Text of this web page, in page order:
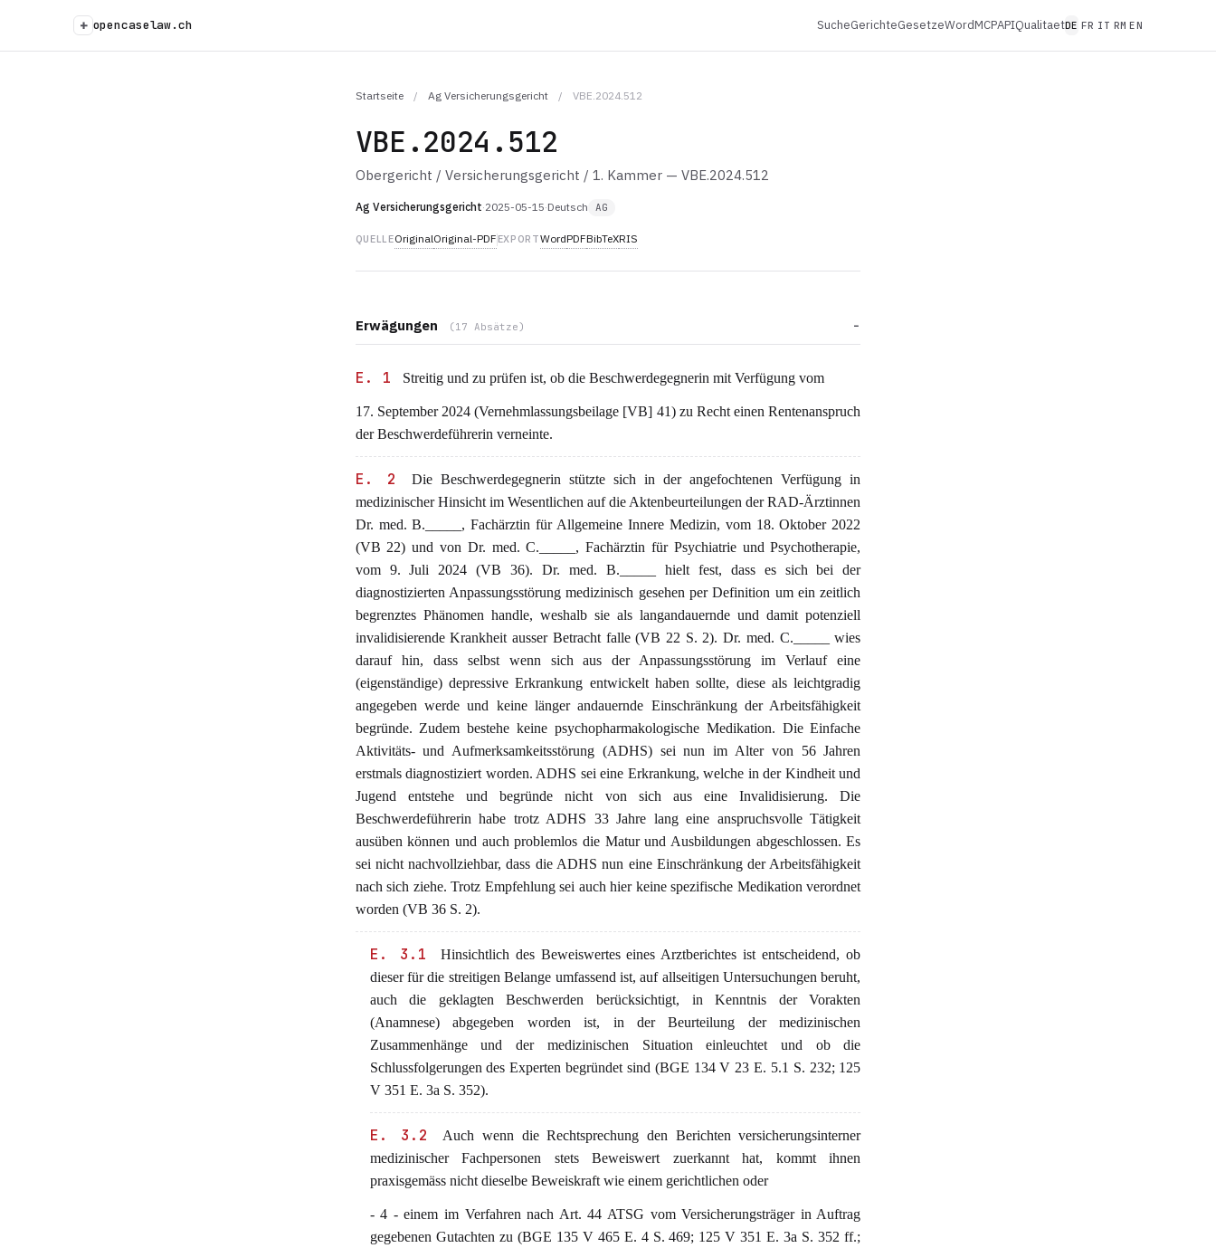
+ opencaselaw.ch SucheGerichteGesetzeWordMCPAPIQualitaetDE FR IT RM EN
Startseite / Ag Versicherungsgericht / VBE.2024.512
VBE.2024.512
Obergericht / Versicherungsgericht / 1. Kammer — VBE.2024.512
Ag Versicherungsgericht·2025-05-15·Deutsch AG
QUELLEOriginalOriginal-PDF EXPORTWordPDFBibTeXRIS
Erwägungen (17 Absätze)
E. 1 Streitig und zu prüfen ist, ob die Beschwerdegegnerin mit Verfügung vom
17. September 2024 (Vernehmlassungsbeilage [VB] 41) zu Recht einen Rentenanspruch
der Beschwerdeführerin verneinte.
E. 2
Die Beschwerdegegnerin stützte sich in der angefochtenen Verfügung in
medizinischer Hinsicht im Wesentlichen auf die Aktenbeurteilungen der RAD-Ärztinnen
Dr. med. B._____, Fachärztin für Allgemeine Innere Medizin, vom 18. Oktober 2022
(VB 22) und von Dr. med. C._____, Fachärztin für Psychiatrie und Psychotherapie,
vom 9. Juli 2024 (VB 36). Dr. med. B._____ hielt fest, dass es sich bei der
diagnostizierten Anpassungsstörung medizinisch gesehen per Definition um ein zeitlich
begrenztes Phänomen handle, weshalb sie als langandauernde und damit potenziell
invalidisierende Krankheit ausser Betracht falle (VB 22 S. 2). Dr. med. C._____ wies
darauf hin, dass selbst wenn sich aus der Anpassungsstörung im Verlauf eine
(eigenständige) depressive Erkrankung entwickelt haben sollte, diese als leichtgradig
angegeben werde und keine länger andauernde Einschränkung der Arbeitsfähigkeit
begründe. Zudem bestehe keine psychopharmakologische Medikation. Die Einfache
Aktivitäts- und Aufmerksamkeitsstörung (ADHS) sei nun im Alter von 56 Jahren
erstmals diagnostiziert worden. ADHS sei eine Erkrankung, welche in der Kindheit und
Jugend entstehe und begründe nicht von sich aus eine Invalidisierung. Die
Beschwerdeführerin habe trotz ADHS 33 Jahre lang eine anspruchsvolle Tätigkeit
ausüben können und auch problemlos die Matur und Ausbildungen abgeschlossen. Es
sei nicht nachvollziehbar, dass die ADHS nun eine Einschränkung der Arbeitsfähigkeit
nach sich ziehe. Trotz Empfehlung sei auch hier keine spezifische Medikation verordnet
worden (VB 36 S. 2).
E. 3.1
Hinsichtlich des Beweiswertes eines Arztberichtes ist entscheidend, ob
dieser für die streitigen Belange umfassend ist, auf allseitigen Untersuchungen beruht,
auch die geklagten Beschwerden berücksichtigt, in Kenntnis der Vorakten
(Anamnese) abgegeben worden ist, in der Beurteilung der medizinischen
Zusammenhänge und der medizinischen Situation einleuchtet und ob die
Schlussfolgerungen des Experten begründet sind (BGE 134 V 23 E. 5.1 S. 232; 125
V 351 E. 3a S. 352).
E. 3.2
Auch wenn die Rechtsprechung den Berichten versicherungsinterner
medizinischer Fachpersonen stets Beweiswert zuerkannt hat, kommt ihnen
praxisgemäss nicht dieselbe Beweiskraft wie einem gerichtlichen oder
- 4 - einem im Verfahren nach Art. 44 ATSG vom Versicherungsträger in Auftrag
gegebenen Gutachten zu (BGE 135 V 465 E. 4 S. 469; 125 V 351 E. 3a S. 352 ff.;